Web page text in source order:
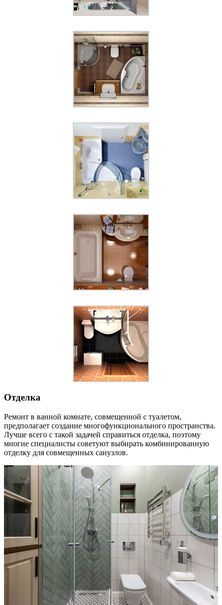
Отделка
Ремонт в ванной комнате, совмещенной с туалетом,
предполагает создание многофункционального пространства.
Лучше всего с такой задачей справиться отделка, поэтому
многие специалисты советуют выбирать комбинированную
отделку для совмещенных санузлов.